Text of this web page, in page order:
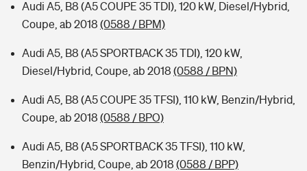
Audi A5, B8 (A5 COUPE 35 TDI), 120 kW, Diesel/Hybrid,
Coupe, ab 2018 (0588 / BPM)
Audi A5, B8 (A5 SPORTBACK 35 TDI), 120 kW,
Diesel/Hybrid, Coupe, ab 2018 (0588 / BPN)
Audi A5, B8 (A5 COUPE 35 TFSI), 110 kW, Benzin/Hybrid,
Coupe, ab 2018 (0588 / BPO)
Audi A5, B8 (A5 SPORTBACK 35 TFSI), 110 kW,
Benzin/Hybrid, Coupe, ab 2018 (0588 / BPP)